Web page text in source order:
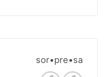
sor•pre•sa